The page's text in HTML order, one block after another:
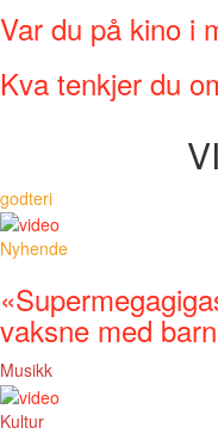
Var du på kino i
Kva tenkjer du
godteri
Nyhende
vaksne med barn
Musikk
Kultur